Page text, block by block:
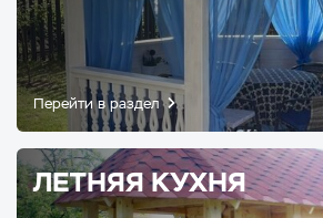
Перейти в раздел
ЛЕТНЯЯ КУХНЯ